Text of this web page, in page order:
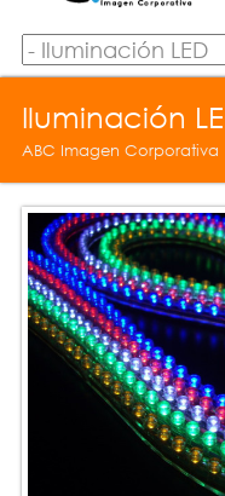
Iluminación
ABC Imagen Corporativa